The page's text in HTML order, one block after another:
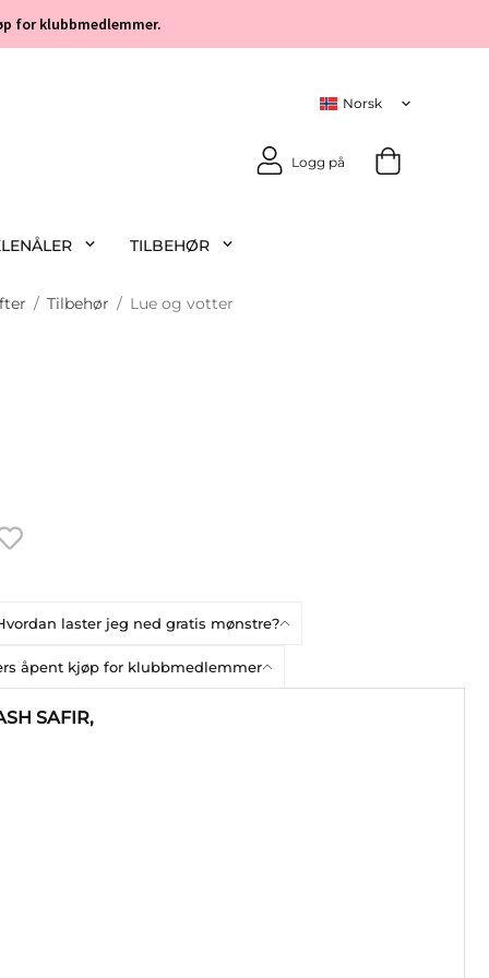
for klubbmedlemmer.
Logg på
TILBEHØR
/ Tilbehør / Lue og votter
laster jeg ned gratis mønstre?
åpent kjøp for klubbmedlemmer
SAFIR,